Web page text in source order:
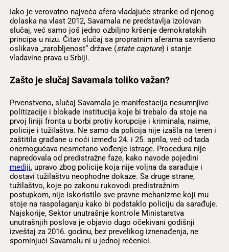
Iako je verovatno najveća afera vladajuće stranke od njenog
dolaska na vlast 2012, Savamala ne predstavlja izolovan
slučaj, već samo još jedno ozbiljno kršenje demokratskih
principa u nizu. Čitav slučaj sa propratnim aferama savršeno
oslikava „zarobljenost“ države (state capture) i stanje
vladavine prava u Srbiji.
Zašto je slučaj Savamala toliko važan?
Prvenstveno, slučaj Savamala je manifestacija nesumnjive
politizacije i blokade institucija koje bi trebalo da stoje na
prvoj liniji fronta u borbi protiv korupcije i kriminala, naime,
policije i tužilaštva. Ne samo da policija nije izašla na teren i
zaštitila građane u noći između 24. i 25. aprila, već od tada
onemogućava nesmetano vođenje istrage. Procedura nije
napredovala od predistražne faze, kako navode pojedini
mediji, upravo zbog policije koja nije voljna da sarađuje i
dostavi tužilaštvu neophodne dokaze. Sa druge strane,
tužilaštvo, koje po zakonu rukovodi predistražnim
postupkom, nije iskoristilo sve pravne mehanizme koji mu
stoje na raspolaganju kako bi podstaklo policiju da sarađuje.
Najskorije, Sektor unutrašnje kontrole Ministarstva
unutrašnjih poslova je objavio dugo očekivani godišnji
izveštaj za 2016. godinu, bez prevelikog iznenađenja, ne
spominjući Savamalu ni u jednoj rečenici.